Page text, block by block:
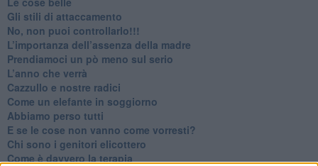
​Gli stili di attaccamento
No, non puoi controllarlo!!!
​L’importanza dell’assenza della madre
​Prendiamoci un pò meno sul serio
​L’anno che verrà
​Cazzullo e nostre radici
​Come un elefante in soggiorno
​Abbiamo perso tutti
E se le cose non vanno come vorresti?
​Chi sono i genitori elicottero
Come è davvero la terapia